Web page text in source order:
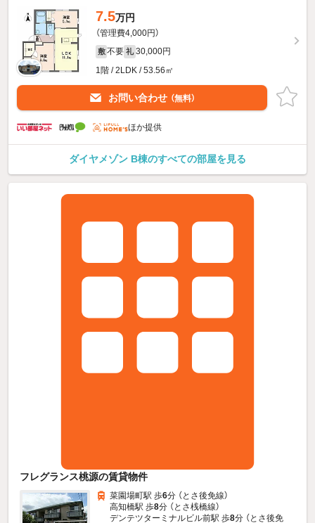
7.5万円
（管理費4,000円）
敷 不要 礼 30,000円
1階 / 2LDK / 53.56㎡
お問い合わせ （無料）
ほか提供
ダイヤメゾン B棟のすべての部屋を見る
フレグランス桃源の賃貸物件
菜園場町駅 歩6分 （とさ後免線）
高知橋駅 歩8分 （とさ桟橋線）
デンテツターミナルビル前駅 歩8分 （とさ後免